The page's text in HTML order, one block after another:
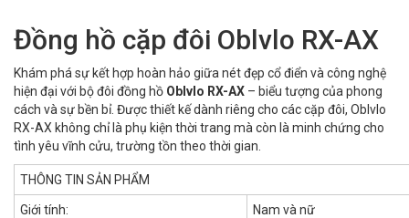
Đồng hồ cặp đôi Oblvlo RX-AX
Khám phá sự kết hợp hoàn hảo giữa nét đẹp cổ điển và công nghệ
hiện đại với bộ đôi đồng hồ Oblvlo RX-AX – biểu tượng của phong
cách và sự bền bỉ. Được thiết kế dành riêng cho các cặp đôi, Oblvlo
RX-AX không chỉ là phụ kiện thời trang mà còn là minh chứng cho
tình yêu vĩnh cửu, trường tồn theo thời gian.
THÔNG TIN SẢN PHẨM
Giới tính: Nam và nữ